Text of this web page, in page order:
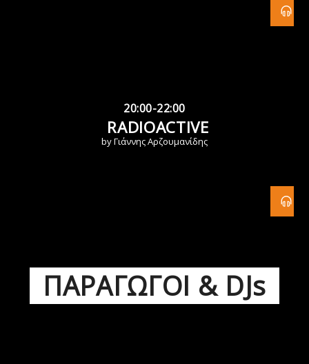
20:00-22:00
RADIOACTIVE
by Γιάννης Αρζουμανίδης
ΠΑΡΑΓΩΓΟΙ & DJs